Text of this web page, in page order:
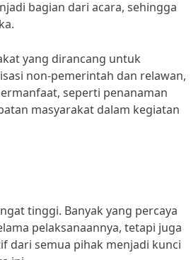
bagian dari acara, sehingga
yang dirancang untuk
non-pemerintah dan relawan,
seperti penanaman
masyarakat dalam kegiatan
tinggi. Banyak yang percaya
pelaksanaannya, tetapi juga
dari semua pihak menjadi kunci